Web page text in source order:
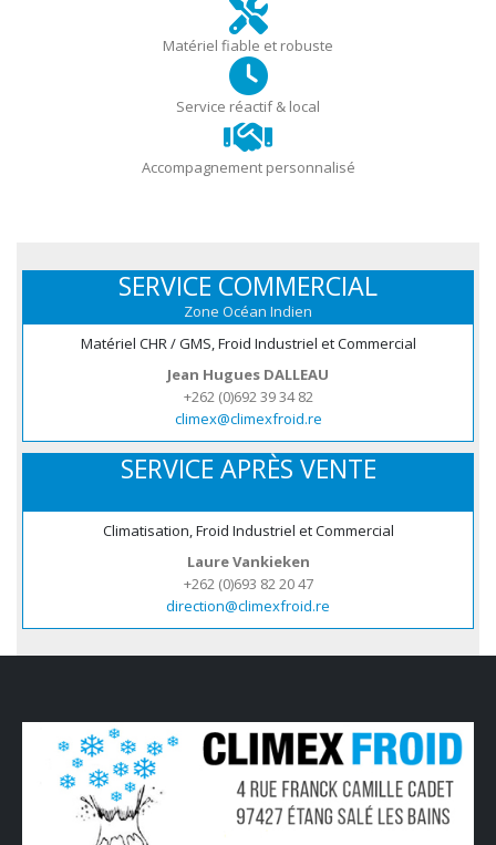
Matériel fiable et robuste
Service réactif & local
Accompagnement personnalisé
SERVICE COMMERCIAL
Zone Océan Indien
Matériel CHR / GMS, Froid Industriel et Commercial
Jean Hugues DALLEAU
+262 (0)692 39 34 82
climex@climexfroid.re
SERVICE APRÈS VENTE
Climatisation, Froid Industriel et Commercial
Laure Vankieken
+262 (0)693 82 20 47
direction@climexfroid.re